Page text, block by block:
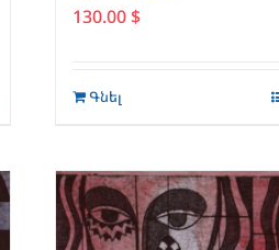
130.00 $
Գնել